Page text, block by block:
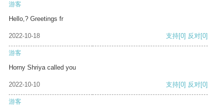
游客
Hello,? Greetings fr
2022-10-18 支持[0] 反对[0]
游客
Horny Shriya called you
2022-10-10 支持[0] 反对[0]
游客